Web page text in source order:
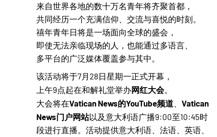
来自世界各地的数十万名青年将齐聚首都，
共同经历一个充满信仰、交流与喜悦的时刻。
禧年青年日将是一场面向全球的盛会，
即使无法亲临现场的人，也能通过多语言、
多平台的广泛媒体覆盖参与其中。
该活动将于7月28日星期一正式开幕，
上午9点起在和解礼堂举办网红大会。
大会将在Vatican News的YouTube频道、 Vatican
News门户网站以及意大利语广播9:00至10:45时
段进行直播。活动提供意大利语、法语、英语、